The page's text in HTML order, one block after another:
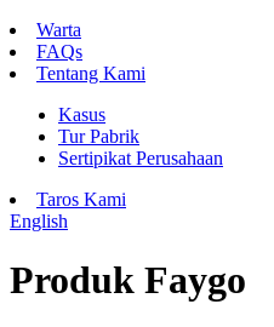
Warta
FAQs
Tentang Kami
Kasus
Tur Pabrik
Sertipikat Perusahaan
Taros Kami
English
Produk Faygo